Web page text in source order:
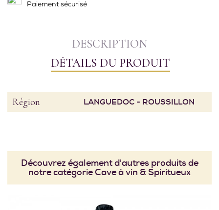
Paiement sécurisé
DESCRIPTION
DÉTAILS DU PRODUIT
Région LANGUEDOC - ROUSSILLON
Découvrez également d'autres produits de
notre catégorie Cave à vin & Spiritueux